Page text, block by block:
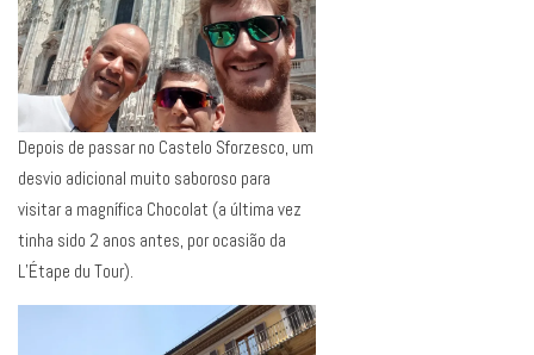
Depois de passar no Castelo Sforzesco, um
desvio adicional muito saboroso para
visitar a magnífica Chocolat (a última vez
tinha sido 2 anos antes, por ocasião da
L’Étape du Tour).